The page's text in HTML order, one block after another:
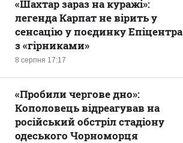
8 серпня 17:17
«Шахтар зараз на куражі»:
легенда Карпат не вірить у
сенсацію у поєдинку Епіцентра
з «гірниками»
«Пробили чергове дно»:
Кополовець відреагував на
російський обстріл стадіону
одеського Чорноморця